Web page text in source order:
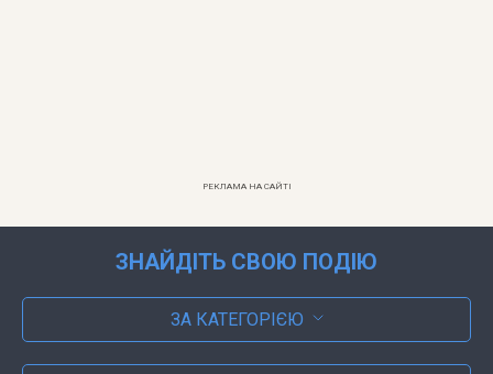
РЕКЛАМА НА САЙТІ
ЗНАЙДІТЬ СВОЮ ПОДІЮ
ЗА КАТЕГОРІЄЮ